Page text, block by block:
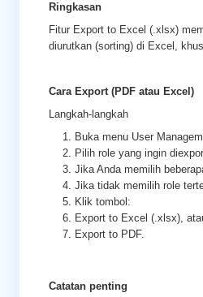
Ringkasan
Fitur Export to Excel (.xlsx)
diurutkan (sorting) di Excel,
Cara Export (PDF atau Excel)
Langkah-langkah
Buka menu User
Pilih role yang ingin
Jika Anda memilih
Jika tidak memilih role
Klik tombol:
Export to Excel (.xlsx),
Export to PDF.
Catatan penting